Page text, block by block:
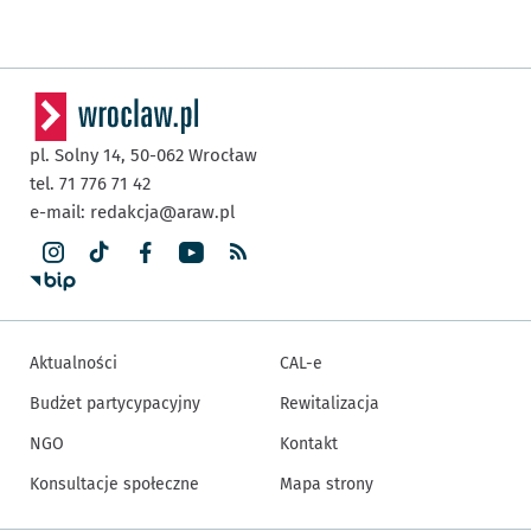
pl. Solny 14, 50-062 Wrocław
tel. 71 776 71 42
e-mail: redakcja@araw.pl
Aktualności
Budżet partycypacyjny
NGO
Konsultacje społeczne
CAL-e
Rewitalizacja
Kontakt
Mapa strony